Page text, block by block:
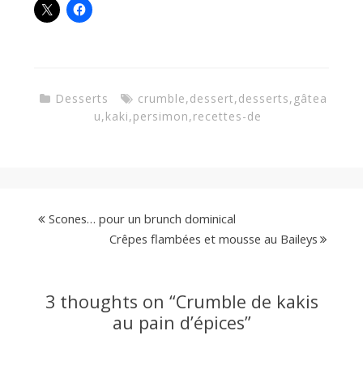
Desserts crumble,dessert,desserts, gâtea
u,kaki,persimon,recettes-de
Scones… pour un brunch dominical
Crêpes flambées et mousse au Baileys
3 thoughts on “Crumble de kakis
au pain d’épices”